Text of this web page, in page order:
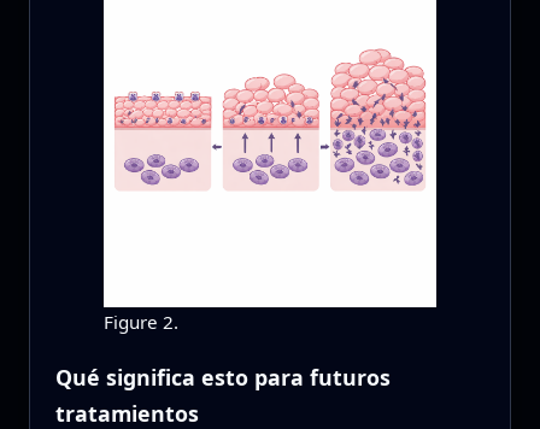
Figure 2.
Qué significa esto para futuros
tratamientos